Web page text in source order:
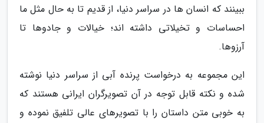
ببینند که انسان ها در سراسر دنیا، از قدیم تا به حال مثل ما
احساسات و تخیلاتی داشته اند؛ خیالات و جادوها تا
آرزوها.
این مجموعه به درخواست پرنده آبی از سراسر دنیا نوشته
شده و نکته قابل توجه در آن تصویرگران ایرانی هستند که
به خوبی متن داستان را با تصویرهای عالی تلفیق نموده و